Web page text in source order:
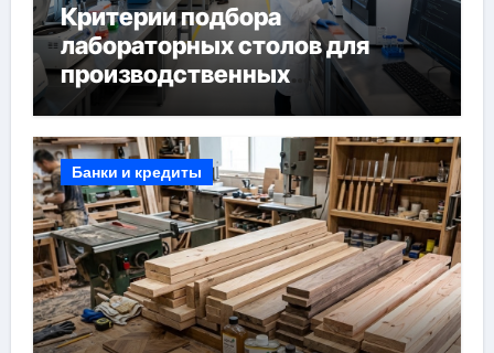
Критерии подбора
лабораторных столов для
производственных
лабораторий
Банки и кредиты